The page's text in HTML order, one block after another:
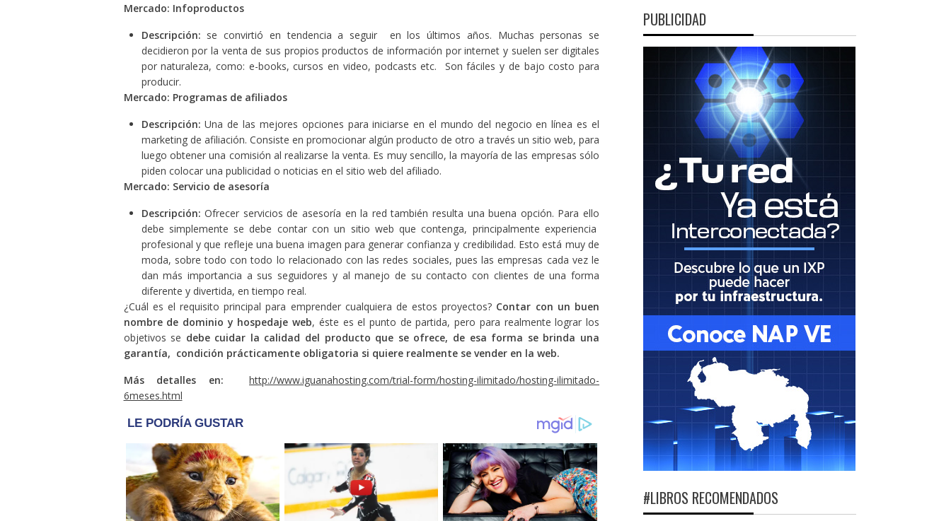
Mercado: Infoproductos
Descripción: se convirtió en tendencia a seguir en los últimos años. Muchas personas se
decidieron por la venta de sus propios productos de información por internet y suelen ser digitales
por naturaleza, como: e-books, cursos en video, podcasts etc. Son fáciles y de bajo costo para
producir.
Mercado: Programas de afiliados
Descripción:Una de las mejores opciones para iniciarse en el mundo del negocio en línea es el
marketing de afiliación. Consiste en promocionar algún producto de otro a través un sitio web, para
luego obtener una comisión al realizarse la venta. Es muy sencillo, la mayoría de las empresas sólo
piden colocar una publicidad o noticias en el sitio web del afiliado.
Mercado: Servicio de asesoría
Descripción:Ofrecer servicios de asesoría en la red también resulta una buena opción. Para ello
debe simplemente se debe contar con un sitio web que contenga, principalmente experiencia
profesional y que refleje una buena imagen para generar confianza y credibilidad. Esto está muy de
moda, sobre todo con todo lo relacionado con las redes sociales, pues las empresas cada vez le
dan más importancia a sus seguidores y al manejo de su contacto con clientes de una forma
diferente y divertida, en tiempo real.
¿Cuál es el requisito principal para emprender cualquiera de estos proyectos? Contar con un buen
nombre de dominio y hospedaje web, éste es el punto de partida, pero para realmente lograr los
objetivos se debe cuidar la calidad del producto que se ofrece, de esa forma se brinda una
garantía, condición prácticamente obligatoria si quiere realmente se vender en la web.
Más detalles en:
http://www.iguanahosting.com/trial-form/hosting-ilimitado/hosting-ilimitado-
6meses.html
PUBLICIDAD
#LIBROS RECOMENDADOS